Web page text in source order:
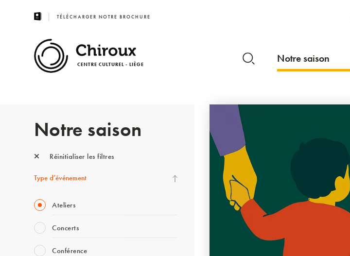
TÉLÉCHARGER NOTRE BROCHURE
CENTRE CULTUREL - LIÈGE Notre saison
Notre saison
Réinitialiser les filtres
Type d’événement
Ateliers
Concerts
Conférence